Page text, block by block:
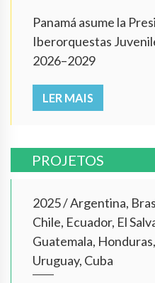
Panamá asume la
Iberorquestas
2026–2029
LER MAIS
PROJETOS
2025/Argentina,
Chile, Ecuador, El
Guatemala,
Uruguay, Cuba